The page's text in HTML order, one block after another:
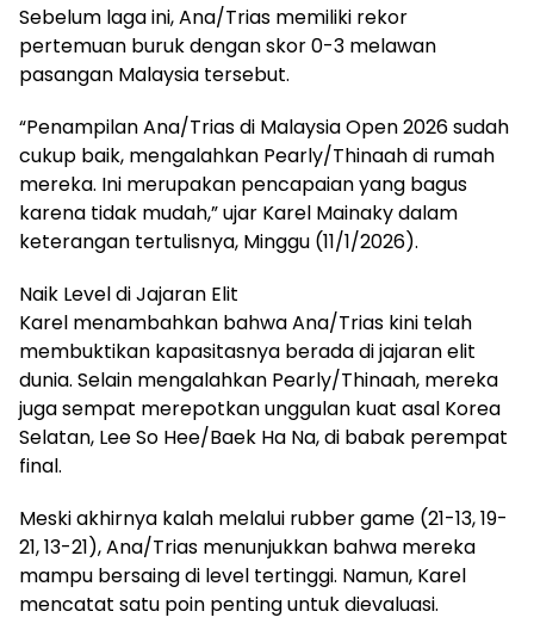
Sebelum laga ini, Ana/Trias memiliki rekor
pertemuan buruk dengan skor 0-3 melawan
pasangan Malaysia tersebut.
“Penampilan Ana/Trias di Malaysia Open 2026 sudah
cukup baik, mengalahkan Pearly/Thinaah di rumah
mereka. Ini merupakan pencapaian yang bagus
karena tidak mudah,” ujar Karel Mainaky dalam
keterangan tertulisnya, Minggu (11/1/2026).
Naik Level di Jajaran Elit
Karel menambahkan bahwa Ana/Trias kini telah
membuktikan kapasitasnya berada di jajaran elit
dunia. Selain mengalahkan Pearly/Thinaah, mereka
juga sempat merepotkan unggulan kuat asal Korea
Selatan, Lee So Hee/Baek Ha Na, di babak perempat
final.
Meski akhirnya kalah melalui rubber game (21-13, 19-
21, 13-21), Ana/Trias menunjukkan bahwa mereka
mampu bersaing di level tertinggi. Namun, Karel
mencatat satu poin penting untuk dievaluasi.